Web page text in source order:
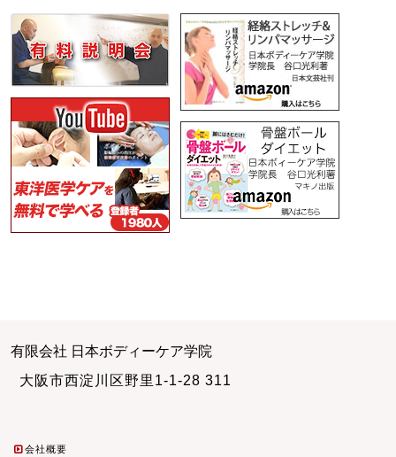
有限会社 日本ボディーケア学院
大阪市西淀川区野里1-1-28 311
会社概要